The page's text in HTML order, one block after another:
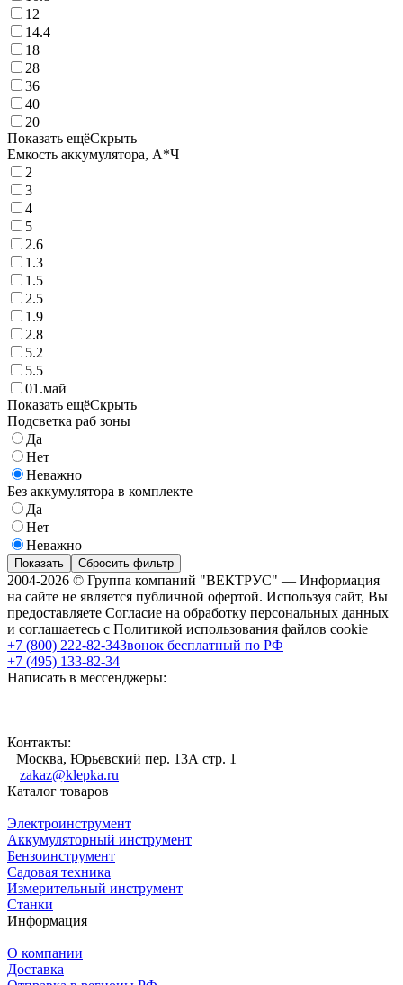
12
14.4
18
28
36
40
20
Показать ещёСкрыть
Емкость аккумулятора, А*Ч
2
3
4
5
2.6
1.3
1.5
2.5
1.9
2.8
5.2
5.5
01.май
Показать ещёСкрыть
Подсветка раб зоны
Да
Нет
Неважно
Без аккумулятора в комплекте
Да
Нет
Неважно
Показать Сбросить фильтр
2004-2026 © Группа компаний "ВЕКТРУС" — Информация
на сайте не является публичной офертой. Используя сайт, Вы
предоставляете Согласие на обработку персональных данных
и соглашаетесь с Политикой использования файлов cookie
+7 (800) 222-82-34Звонок бесплатный по РФ
+7 (495) 133-82-34
Написать в мессенджеры:
Контакты:
Москва, Юрьевский пер. 13А стр. 1
zakaz@klepka.ru
Каталог товаров
Электроинструмент
Аккумуляторный инструмент
Бензоинструмент
Садовая техника
Измерительный инструмент
Станки
Информация
О компании
Доставка